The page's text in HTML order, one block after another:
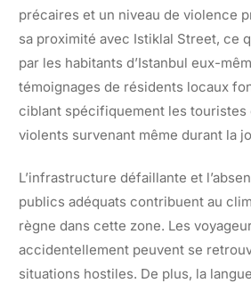
précaires et un niveau de violence
sa proximité avec Istiklal Street, ce
par les habitants d’Istanbul eux-
témoignages de résidents locaux
ciblant spécifiquement les touristes
violents survenant même durant la
L’infrastructure défaillante et
publics adéquats contribuent au
règne dans cette zone. Les
accidentellement peuvent se
situations hostiles. De plus, la